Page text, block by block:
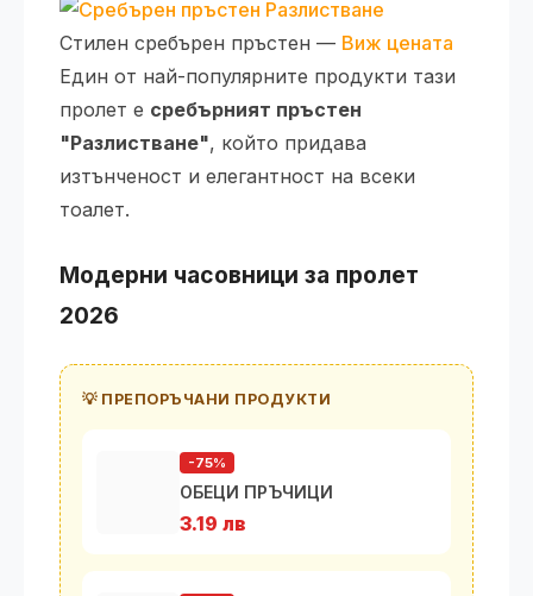
Стилен сребърен пръстен — Виж цената
Един от най-популярните продукти тази
пролет е сребърният пръстен
"Разлистване", който придава
изтънченост и елегантност на всеки
тоалет.
Модерни часовници за пролет
2026
💡 ПРЕПОРЪЧАНИ ПРОДУКТИ
-75%
ОБЕЦИ ПРЪЧИЦИ
3.19 лв